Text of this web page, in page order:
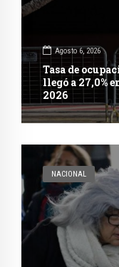
Agosto 6, 2026
Tasa de
llegó a 27,0%
2026
NACIONAL